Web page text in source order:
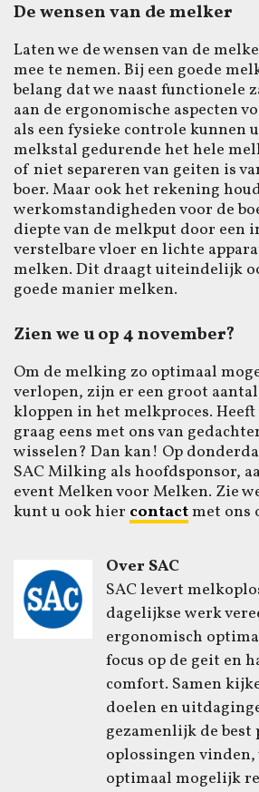
De wensen van de melker
Laten we de wensen van de
mee te nemen. Bij een goede
belang dat we naast functionele
aan de ergonomische aspecten
als een fysieke controle kunnen
melkstal gedurende het hele
of niet separeren van geiten is
boer. Maar ook het rekening
werkomstandigheden voor de
diepte van de melkput door een
verstelbare vloer en lichte
melken. Dit draagt uiteindelijk
goede manier melken.
Zien we u op 4 november?
Om de melking zo optimaal
verlopen, zijn er een groot
kloppen in het melkproces. Heeft
graag eens met ons van
wisselen? Dan kan! Op
SAC Milking als hoofdsponsor,
event Melken voor Melken. Zie
kunt u ook hier contactmet ons
Over SAC
SAC levert
dagelijkse werk
ergonomisch
focus op de geit en
comfort. Samen
doelen en
gezamenlijk de best
oplossingen vinden,
optimaal mogelijk